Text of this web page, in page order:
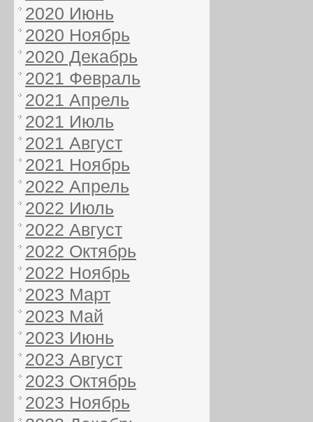
2020 Июнь
2020 Ноябрь
2020 Декабрь
2021 Февраль
2021 Апрель
2021 Июль
2021 Август
2021 Ноябрь
2022 Апрель
2022 Июль
2022 Август
2022 Октябрь
2022 Ноябрь
2023 Март
2023 Май
2023 Июнь
2023 Август
2023 Октябрь
2023 Ноябрь